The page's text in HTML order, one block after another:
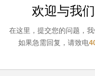
欢迎与我
在这里，提交您的问题，
如果急需回复，请致电